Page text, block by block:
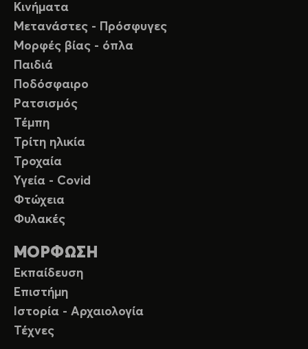
Κινήματα
Μετανάστες - Πρόσφυγες
Μορφές βίας - όπλα
Παιδιά
Ποδόσφαιρο
Ρατσισμός
Τέμπη
Τρίτη ηλικία
Τροχαία
Υγεία - Covid
Φτώχεια
Φυλακές
ΜΟΡΦΩΣΗ
Εκπαίδευση
Επιστήμη
Ιστορία - Αρχαιολογία
Τέχνες